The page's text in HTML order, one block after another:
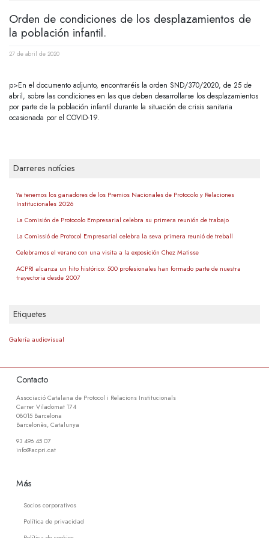
Orden de condiciones de los desplazamientos de
la población infantil.
27 de abril de 2020
p>En el documento adjunto, encontraréis la orden SND/370/2020, de 25 de
abril, sobre las condiciones en las que deben desarrollarse los desplazamientos
por parte de la población infantil durante la situación de crisis sanitaria
ocasionada por el COVID-19.
Darreres notícies
Ya tenemos los ganadores de los Premios Nacionales de Protocolo y Relaciones
Institucionales 2026
La Comisión de Protocolo Empresarial celebra su primera reunión de trabajo
La Comissió de Protocol Empresarial celebra la seva primera reunió de treball
Celebramos el verano con una visita a la exposición Chez Matisse
ACPRI alcanza un hito histórico: 500 profesionales han formado parte de nuestra
trayectoria desde 2007
Etiquetes
Galería audiovisual
Contacto
Associació Catalana de Protocol i Relacions Institucionals
Carrer Viladomat 174
08015 Barcelona
Barcelonès, Catalunya
93 496 45 07
info@acpri.cat
Más
Socios corporativos
Política de privacidad